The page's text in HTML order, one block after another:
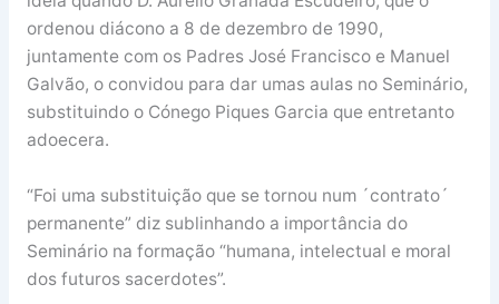
ordenou diácono a 8 de dezembro de 1990,
juntamente com os Padres José Francisco e Manuel
Galvão, o convidou para dar umas aulas no Seminário,
substituindo o Cónego Piques Garcia que entretanto
adoecera.
“Foi uma substituição que se tornou num ´contrato´
permanente” diz sublinhando a importância do
Seminário na formação “humana, intelectual e moral
dos futuros sacerdotes”.